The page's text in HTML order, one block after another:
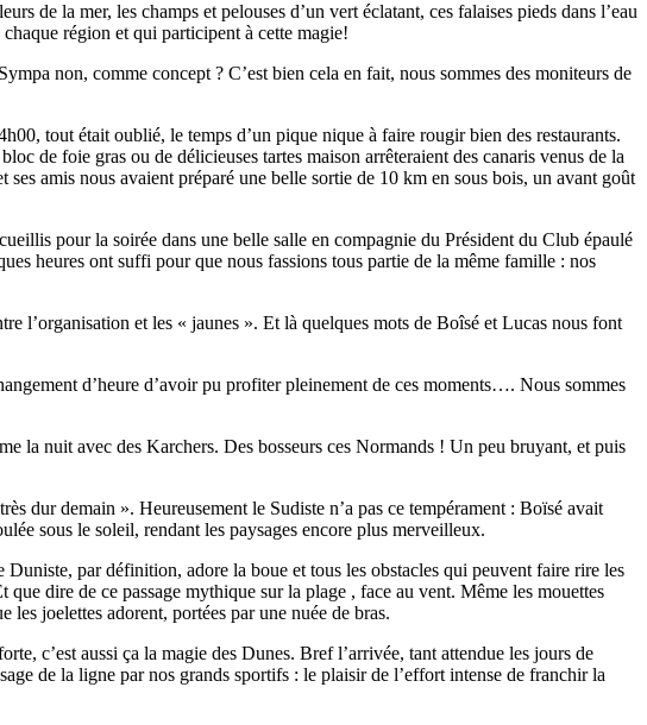
de la mer, les champs et pelouses d’un vert éclatant, ces falaises pieds dans l’eau
région et qui participent à cette magie!
non, comme concept ? C’est bien cela en fait, nous sommes des moniteurs de
tout était oublié, le temps d’un pique nique à faire rougir bien des restaurants.
de foie gras ou de délicieuses tartes maison arrêteraient des canaris venus de la
amis nous avaient préparé une belle sortie de 10 km en sous bois, un avant goût
pour la soirée dans une belle salle en compagnie du Président du Club épaulé
heures ont suffi pour que nous fassions tous partie de la même famille : nos
l’organisation et les « jaunes ». Et là quelques mots de Boîsé et Lucas nous font
d’heure d’avoir pu profiter pleinement de ces moments…. Nous sommes
la nuit avec des Karchers. Des bosseurs ces Normands ! Un peu bruyant, et puis
dur demain ». Heureusement le Sudiste n’a pas ce tempérament : Boïsé avait
sous le soleil, rendant les paysages encore plus merveilleux.
par définition, adore la boue et tous les obstacles qui peuvent faire rire les
dire de ce passage mythique sur la plage , face au vent. Même les mouettes
joelettes adorent, portées par une nuée de bras.
c’est aussi ça la magie des Dunes. Bref l’arrivée, tant attendue les jours de
de la ligne par nos grands sportifs : le plaisir de l’effort intense de franchir la